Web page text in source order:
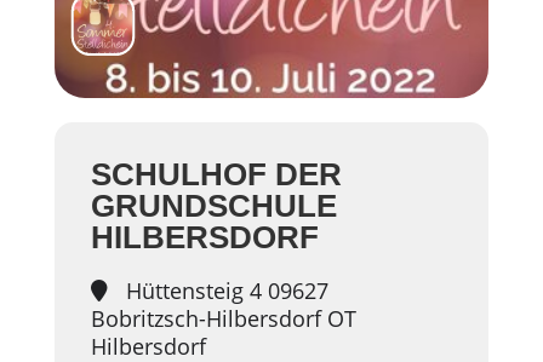
SCHULHOF DER
GRUNDSCHULE
HILBERSDORF
Hüttensteig 4 09627
Bobritzsch-Hilbersdorf OT
Hilbersdorf